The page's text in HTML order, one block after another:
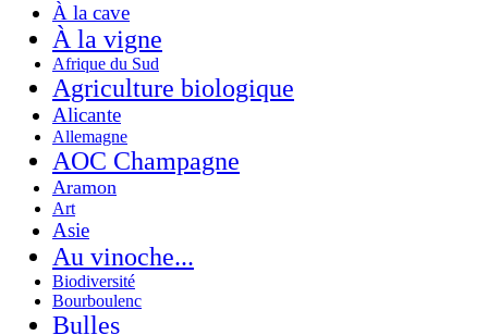
À la cave
À la vigne
Afrique du Sud
Agriculture biologique
Alicante
Allemagne
AOC Champagne
Aramon
Art
Asie
Au vinoche...
Biodiversité
Bourboulenc
Bulles